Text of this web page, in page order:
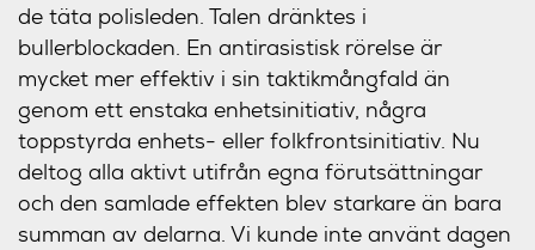
de täta polisleden. Talen dränktes i
bullerblockaden. En antirasistisk rörelse är
mycket mer effektiv i sin taktikmångfald än
genom ett enstaka enhetsinitiativ, några
toppstyrda enhets- eller folkfrontsinitiativ. Nu
deltog alla aktivt utifrån egna förutsättningar
och den samlade effekten blev starkare än bara
summan av delarna. Vi kunde inte använt dagen